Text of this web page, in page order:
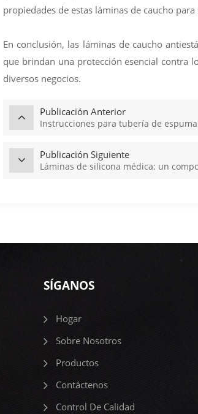
propiedades de estas láminas de caucho
En conclusión, las láminas de caucho
que brindan una protección esencial contra
diversos negocios.
Publicación Anterior
Instrucciones para tubería de
Publicación Siguiente
Láminas de silicona médica: un
SÍGANOS
Hogar
Sobre Nosotros
Productos
Contáctenos
Control De Calidad